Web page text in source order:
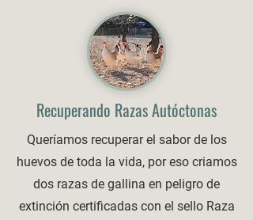
Recuperando Razas Autóctonas
Queríamos recuperar el sabor de los
huevos de toda la vida, por eso criamos
dos razas de gallina en peligro de
extinción certificadas con el sello Raza